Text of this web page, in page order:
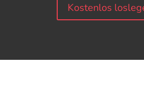
Kostenlos